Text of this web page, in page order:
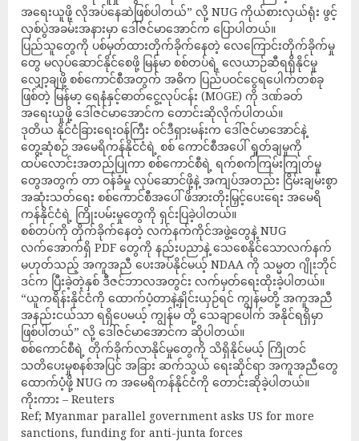
အရေးယူဖို့ လိုအပ်နေဆဲဖြစ်ပါတယ်” လို့ NUG ကိုယ်စားလှယ်ရုံး ဖွင့်
လှစ်ပွဲအခမ်းအနားမှာ ဒေါ်ဇင်မာအောင်က ပြောပါတယ်။
ပြည်သူတွေကို ပစ်မှတ်ထားတိုက်ခိုက်နေတဲ့ လေကြောင်းတိုက်ခိုက်မှု
တွေ မလုပ်ဆောင်နိုင်စေဖို့ မြန်မာ စစ်တပ်ရဲ့ လေယာဉ်ဆီရရှိနိုင်မှု
လျှော့ချဖို့ စစ်ကောင်စီအတွက် အဓိက ပြည်ပဝင်ငွေရပေါက်တစ်ခု
ဖြစ်တဲ့ မြန်မာ့ ရေနံနှင့်ဓာတ်ငွေ့လုပ်ငန်း (MOGE) ကို ဒဏ်ခတ်
အရေးယူဖို့ ဒေါ်ဇင်မာအောင်က တောင်းဆိုလိုက်ပါတယ်။
ဒုတိယ နိုင်ငံခြားရေးဝန်ကြီး ဝင်ဒီရှားမန်းက ဒေါ်ဇင်မာအောင်နဲ့
တွေ့ဆုံစဉ် အမေရိကန်နိုင်ငံရဲ့ စစ် ကောင်စီအပေါ် ရှုတ်ချမှုကို
ထပ်လောင်းအတည်ပြုကာ စစ်ကောင်စီရဲ့ ရက်စက်ကြမ်းကြုတ်မှု
တွေအတွက် တာ ဝန်ခံမှု လုပ်ဆောင်ဖို့နဲ့ အကျပ်အတည်း ငြိမ်းချမ်းစွာ
အဆုံးသတ်ရေး စစ်ကောင်စီအပေါ် ဖိအားတိုးမြှင့်ပေးရေး အမေရိ
ကန်နိုင်ငံရဲ့ ကြိုးပမ်းမှုတွေကို ရှင်းပြခဲ့ပါတယ်။
စစ်တပ်ကို တိုက်ခိုက်နေတဲ့ လက်နက်ကိုင်အဖွဲ့တွေနဲ့ NUG
လက်အောက်ရှိ PDF တွေကို နည်းပညာနဲ့ သေစေနိုင်သောလက်နက်
မဟုတ်သည့် အကူအညီ ပေးအပ်နိုင်မယ့် NDAA ကို သမ္မတ ဂျိုးဘိုင်
ဒင်က ပြီးခဲ့တဲ့နှစ် ဒီဇင်ဘာလအတွင်း လက်မှတ်ရေးထိုးခဲ့ပါတယ်။
“ယူကရိန်းနိုင်ငံကို ထောက်ပံ့တာနဲ့နှိုင်းယှဉ်ရင် ကျွန်မတို့ အကူအညီ
အနည်းငယ်သာ ရရှိပေမယ့် ကျွန်မ တို့ သေချာပေါက် အနိုင်ရရှိမှာ
ဖြစ်ပါတယ်” လို့ ဒေါ်ဇင်မာအောင်က ဆိုပါတယ်။
စစ်ကောင်စီရဲ့ တိုက်ခိုက်လာနိုင်မှုတွေကို သိရှိနိုင်မယ့် ကြိုတင်
သတိပေးမှုစနစ်အပြင် အခြား ဆက်သွယ် ရေးဆိုင်ရာ အကူအညီတွေ
ထောက်ပံ့ဖို့ NUG က အမေရိကန်နိုင်ငံကို တောင်းဆိုခဲ့ပါတယ်။
ကိုးကား – Reuters
Ref; Myanmar parallel government asks US for more
sanctions, funding for anti-junta forces